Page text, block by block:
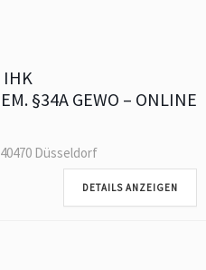
IHK
§34A GEWO – ONLINE
Düsseldorf
DETAILS ANZEIGEN